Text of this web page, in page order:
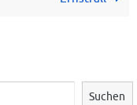
Suchen